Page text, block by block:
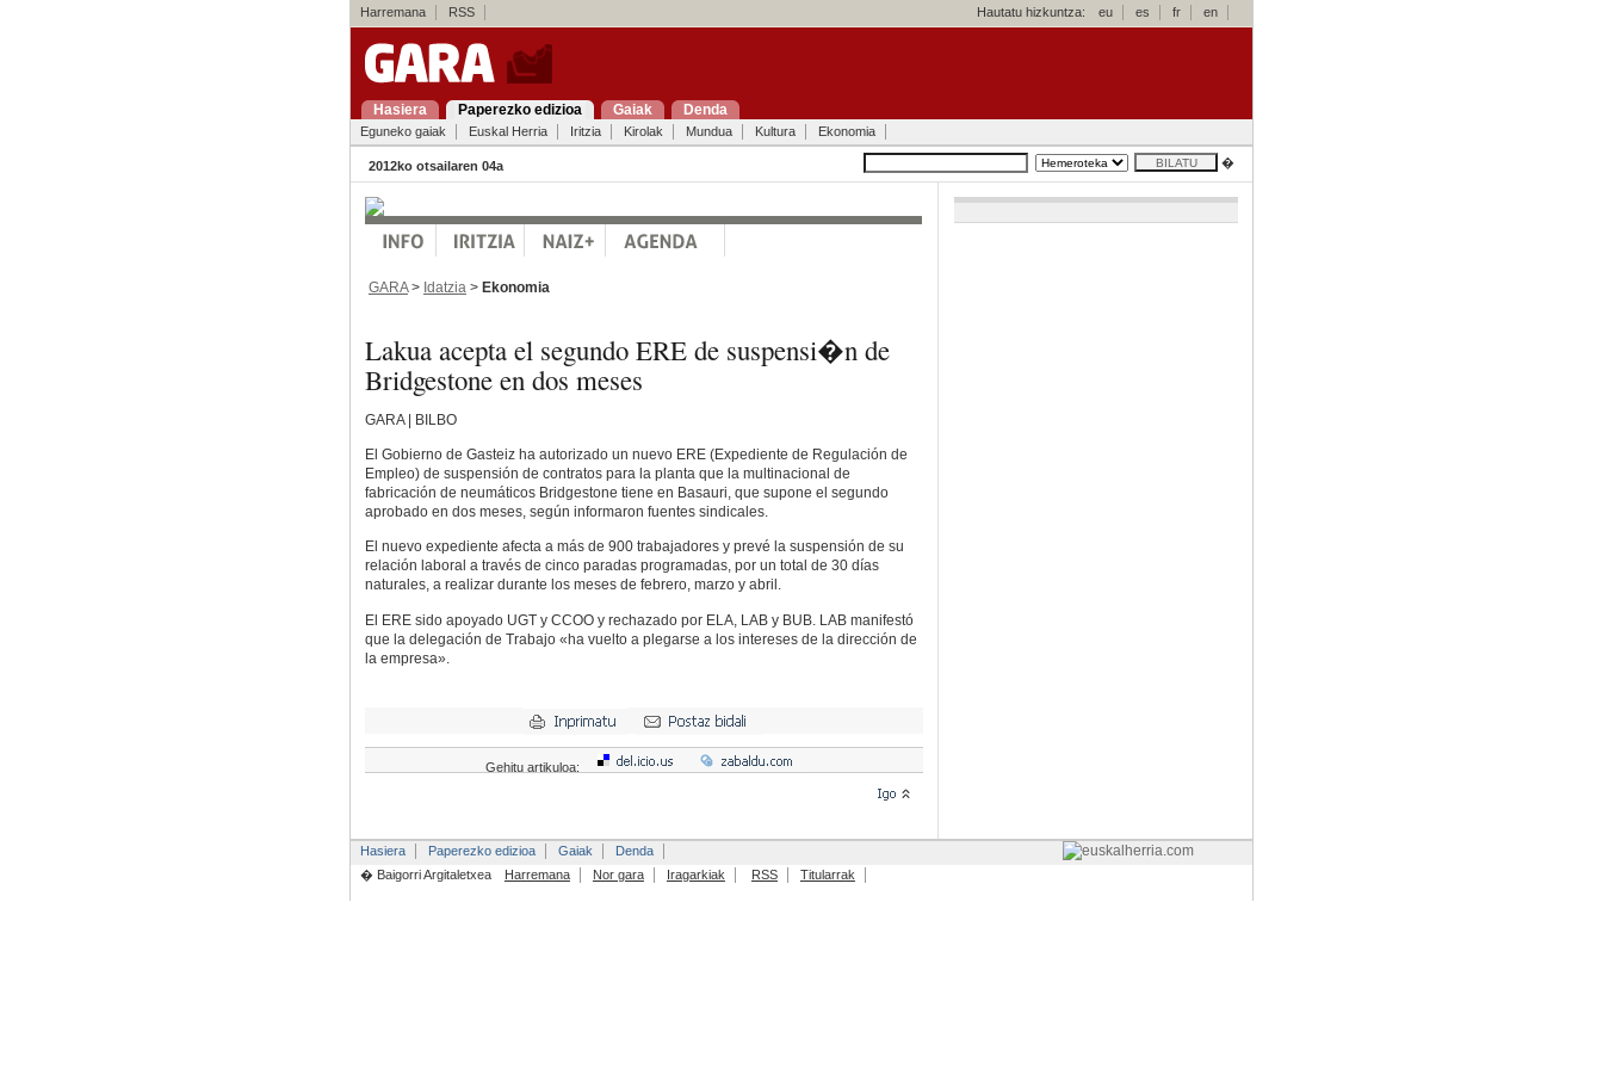
Harremana RSS Hautatu hizkuntza: eu es fr en
Hasiera Paperezko edizioa Gaiak Denda
Eguneko gaiak Euskal Herria Iritzia Kirolak Mundua Kultura Ekonomia
2012ko otsailaren 04a �
GARA> Idatzia > Ekonomia
Lakua acepta el segundo ERE de suspensi�n de
Bridgestone en dos meses
GARA | BILBO
El Gobierno de Gasteiz ha autorizado un nuevo ERE (Expediente de Regulación de
Empleo) de suspensión de contratos para la planta que la multinacional de
fabricación de neumáticos Bridgestone tiene en Basauri, que supone el segundo
aprobado en dos meses, según informaron fuentes sindicales.
El nuevo expediente afecta a más de 900 trabajadores y prevé la suspensión de su
relación laboral a través de cinco paradas programadas, por un total de 30 días
naturales, a realizar durante los meses de febrero, marzo y abril.
El ERE sido apoyado UGT y CCOO y rechazado por ELA, LAB y BUB. LAB manifestó
que la delegación de Trabajo «ha vuelto a plegarse a los intereses de la dirección de
la empresa».
Gehitu artikuloa:
Hasiera Paperezko edizioa Gaiak
Denda
� Baigorri Argitaletxea
Harremana Nor gara Iragarkiak RSS Titularrak